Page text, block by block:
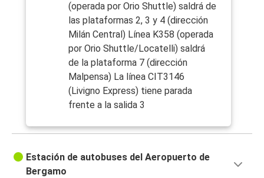
(operada por Orio Shuttle) saldrá de
las plataformas 2, 3 y 4 (dirección
Milán Central) Línea K358 (operada
por Orio Shuttle/Locatelli) saldrá
de la plataforma 7 (dirección
Malpensa) La línea CIT3146
(Livigno Express) tiene parada
frente a la salida 3
Estación de autobuses del Aeropuerto de
Bergamo